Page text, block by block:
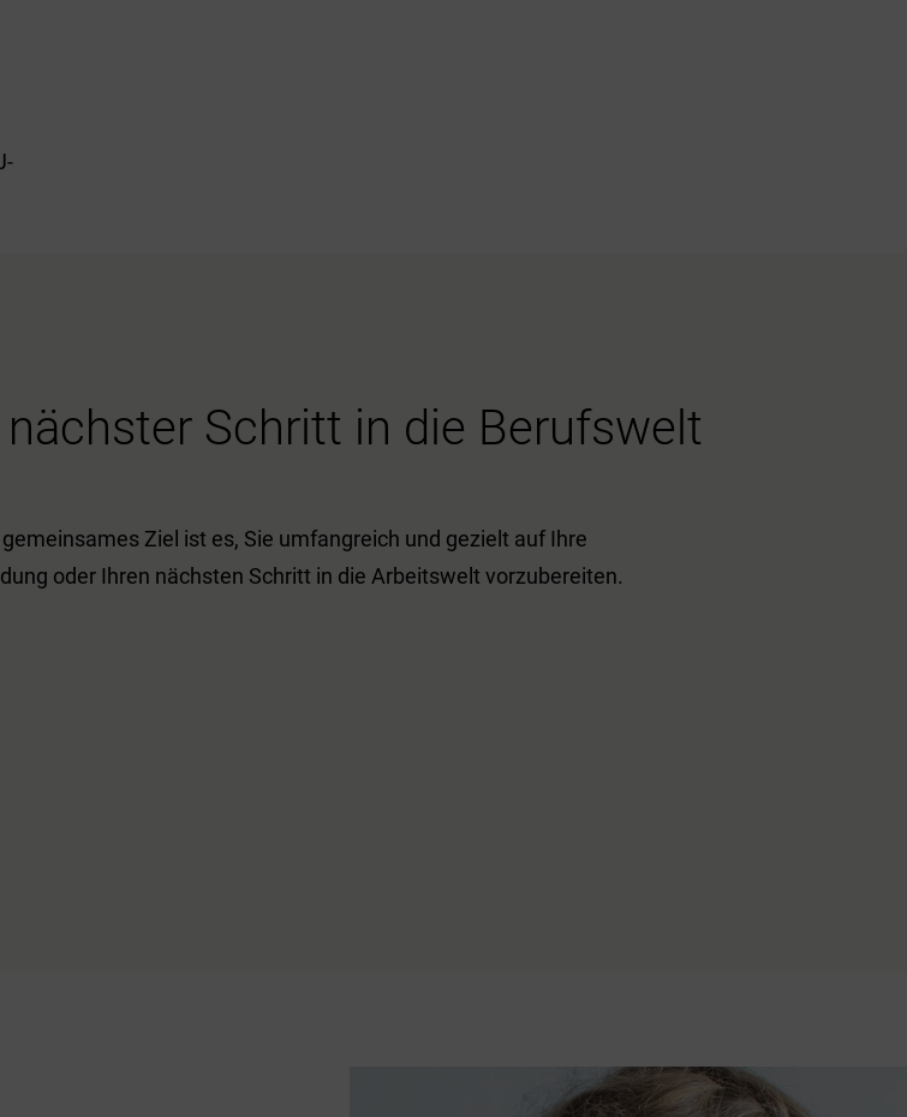
nächster Schritt in die Berufswelt
Ziel ist es, Sie umfangreich und gezielt auf Ihre
oder Ihren nächsten Schritt in die Arbeitswelt vorzubereiten.